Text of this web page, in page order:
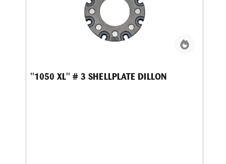
''1050 XL'' # 3 SHELLPLATE DILLON